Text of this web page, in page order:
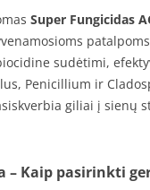
Super Fungicidas
sudėtimi,
Penicillium ir
giliai į sienų
– Kaip pasirinkti